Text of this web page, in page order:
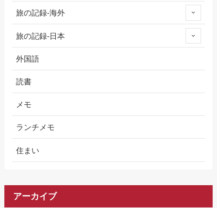
旅の記録-海外
旅の記録-日本
外国語
読書
メモ
ランチメモ
住まい
アーカイブ